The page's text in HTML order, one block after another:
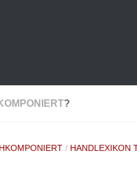
?
/ HANDLEXIKON